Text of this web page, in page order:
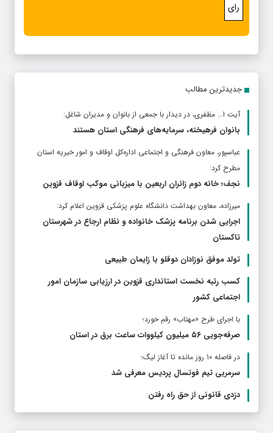
رای
جدیدترین مطالب
آیت ا... مظفری، در دیدار با جمعی از بانوان و مدیران شاغل:
بانوان فرهیخته، سرمایه‌های فرهنگی استان هستند
عباسپور، معاون فرهنگی و اجتماعی اداره‌کل اوقاف و امور خیریه استان
مطرح كرد:
نجف؛ خانه دوم زائران اربعین با میزبانی موکب اوقاف قزوین
ميرزاده، معاون بهداشت دانشگاه علوم پزشکی قزوین اعلام کرد:
اجرایی شدن برنامه پزشک خانواده و نظام ارجاع در شهرستان
تاکستان
تولد موفق نوزادان دوقلو با زایمان طبیعی
کسب رتبه نخست استانداری قزوین در ارزیابی سازمان امور
اجتماعی کشور
با اجرای طرح «مهتاب» رقم خورد؛
صرفه‌جویی ۵۶ میلیون کیلووات‌ ساعت برق در استان
در فاصله 10 روز مانده تا آغاز لیگ؛
سرمربی تیم فوتسال پردیس معرفی شد
دزدی قانونی از حق راه رفتن